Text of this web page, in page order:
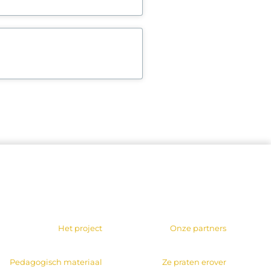
Het project
Pedagogisch materiaal
Onze partners
Ze praten erover